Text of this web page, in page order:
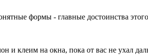
формы - главные достоинства
и клеим на окна, пока от вас не ухал